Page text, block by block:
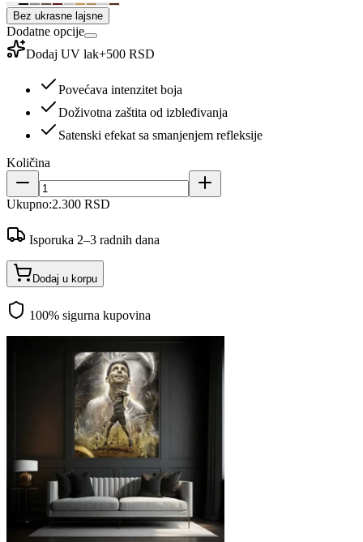
Bez ukrasne lajsne
Dodatne opcije
Dodaj UV lak+500 RSD
Povećava intenzitet boja
Doživotna zaštita od izbleđivanja
Satenski efekat sa smanjenjem refleksije
Količina
Ukupno:2.300 RSD
Isporuka 2–3 radnih dana
Dodaj u korpu
100% sigurna kupovina